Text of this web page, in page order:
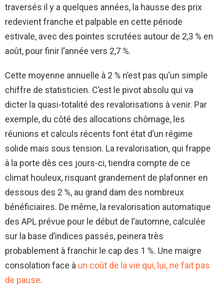
traversés il y a quelques années, la hausse des prix
redevient franche et palpable en cette période
estivale, avec des pointes scrutées autour de 2,3 % en
août, pour finir l’année vers 2,7 %.
Cette moyenne annuelle à 2 % n’est pas qu’un simple
chiffre de statisticien. C’est le pivot absolu qui va
dicter la quasi-totalité des revalorisations à venir. Par
exemple, du côté des allocations chômage, les
réunions et calculs récents font état d’un régime
solide mais sous tension. La revalorisation, qui frappe
à la porte dès ces jours-ci, tiendra compte de ce
climat houleux, risquant grandement de plafonner en
dessous des 2 %, au grand dam des nombreux
bénéficiaires. De même, la revalorisation automatique
des APL prévue pour le début de l’automne, calculée
sur la base d’indices passés, peinera très
probablement à franchir le cap des 1 %. Une maigre
consolation face à un coût de la vie qui, lui, ne fait pas
de pause.